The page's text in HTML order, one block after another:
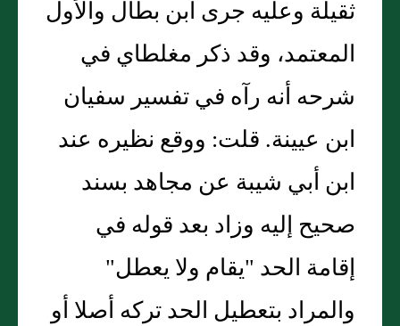
ثقيلة وعليه جرى ابن بطال والأول
المعتمد، وقد ذكر مغلطاي في
شرحه أنه رآه في تفسير سفيان
ابن عيينة. قلت: ووقع نظيره عند
ابن أبي شيبة عن مجاهد بسند
صحيح إليه وزاد بعد قوله في
إقامة الحد "يقام ولا يعطل"
والمراد بتعطيل الحد تركه أصلا أو